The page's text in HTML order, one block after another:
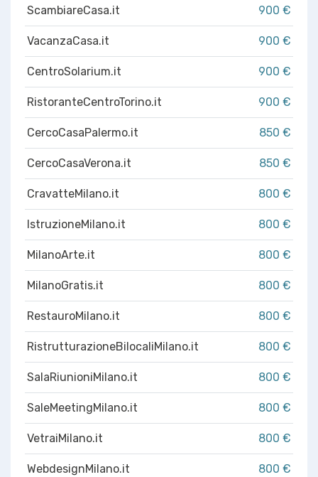
ScambiareCasa.it 900 €
VacanzaCasa.it 900 €
CentroSolarium.it 900 €
RistoranteCentroTorino.it 900 €
CercoCasaPalermo.it 850 €
CercoCasaVerona.it 850 €
CravatteMilano.it 800 €
IstruzioneMilano.it 800 €
MilanoArte.it 800 €
MilanoGratis.it 800 €
RestauroMilano.it 800 €
RistrutturazioneBilocaliMilano.it 800 €
SalaRiunioniMilano.it 800 €
SaleMeetingMilano.it 800 €
VetraiMilano.it 800 €
WebdesignMilano.it 800 €